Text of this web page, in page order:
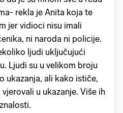
rekla je Anita koja te
jer vidioci nisu imali
ni naroda ni policije.
ljudi uključujući
Ljudi su u velikom broju
ukazanja, ali kako ističe,
u ukazanje. Više ih